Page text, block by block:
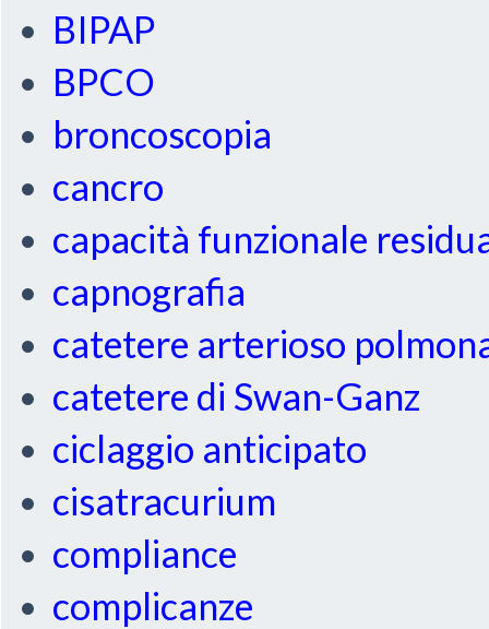
BIPAP
BPCO
broncoscopia
cancro
capacità funzionale
capnografia
catetere arterioso
catetere di Swan-Ganz
ciclaggio anticipato
cisatracurium
compliance
complicanze